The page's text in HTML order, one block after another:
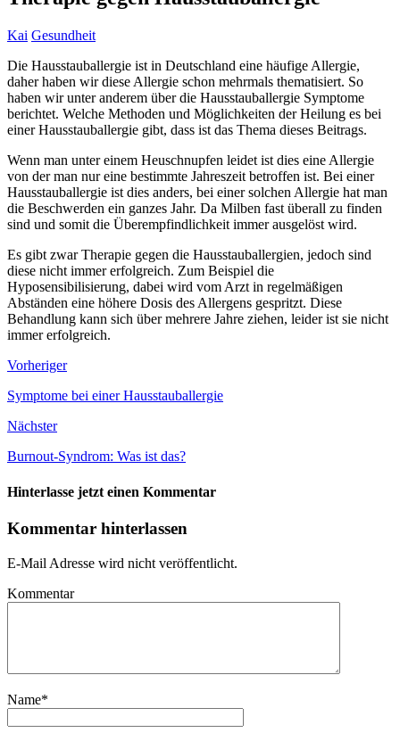
Kai Gesundheit
Die Hausstauballergie ist in Deutschland eine häufige Allergie,
daher haben wir diese Allergie schon mehrmals thematisiert. So
haben wir unter anderem über die Hausstauballergie Symptome
berichtet. Welche Methoden und Möglichkeiten der Heilung es bei
einer Hausstauballergie gibt, dass ist das Thema dieses Beitrags.
Wenn man unter einem Heuschnupfen leidet ist dies eine Allergie
von der man nur eine bestimmte Jahreszeit betroffen ist. Bei einer
Hausstauballergie ist dies anders, bei einer solchen Allergie hat man
die Beschwerden ein ganzes Jahr. Da Milben fast überall zu finden
sind und somit die Überempfindlichkeit immer ausgelöst wird.
Es gibt zwar Therapie gegen die Hausstauballergien, jedoch sind
diese nicht immer erfolgreich. Zum Beispiel die
Hyposensibilisierung, dabei wird vom Arzt in regelmäßigen
Abständen eine höhere Dosis des Allergens gespritzt. Diese
Behandlung kann sich über mehrere Jahre ziehen, leider ist sie nicht
immer erfolgreich.
Vorheriger
Symptome bei einer Hausstauballergie
Nächster
Burnout-Syndrom: Was ist das?
Hinterlasse jetzt einen Kommentar
Kommentar hinterlassen
E-Mail Adresse wird nicht veröffentlicht.
Kommentar
Name*